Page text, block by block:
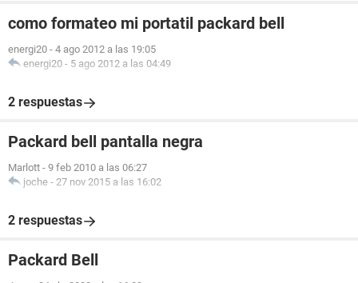
como formateo mi portatil packard bell
energi20 - 4 ago 2012 a las 19:05
energi20 - 5 ago 2012 a las 04:49
2 respuestas
Packard bell pantalla negra
Marlott - 9 feb 2010 a las 06:27
joche - 27 nov 2015 a las 16:02
2 respuestas
Packard Bell